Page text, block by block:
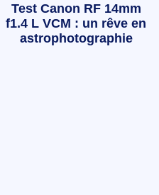
Test Canon RF 14mm
f1.4 L VCM : un rêve en
astrophotographie